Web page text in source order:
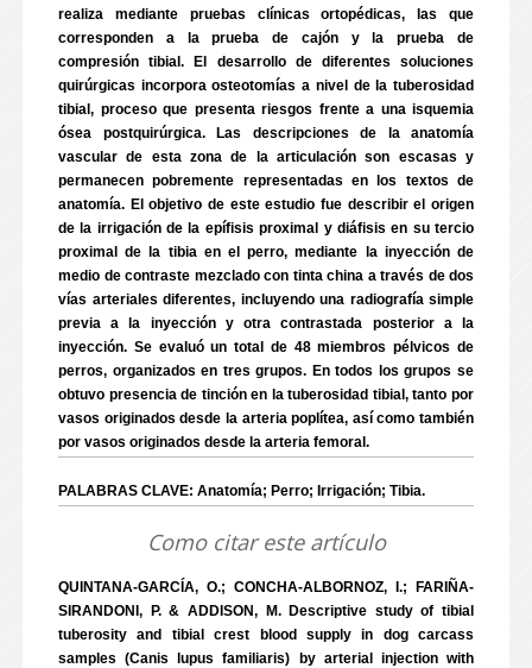
realiza mediante pruebas clínicas ortopédicas, las que
corresponden a la prueba de cajón y la prueba de
compresión tibial. El desarrollo de diferentes soluciones
quirúrgicas incorpora osteotomías a nivel de la tuberosidad
tibial, proceso que presenta riesgos frente a una isquemia
ósea postquirúrgica. Las descripciones de la anatomía
vascular de esta zona de la articulación son escasas y
permanecen pobremente representadas en los textos de
anatomía. El objetivo de este estudio fue describir el origen
de la irrigación de la epífisis proximal y diáfisis en su tercio
proximal de la tibia en el perro, mediante la inyección de
medio de contraste mezclado con tinta china a través de dos
vías arteriales diferentes, incluyendo una radiografía simple
previa a la inyección y otra contrastada posterior a la
inyección. Se evaluó un total de 48 miembros pélvicos de
perros, organizados en tres grupos. En todos los grupos se
obtuvo presencia de tinción en la tuberosidad tibial, tanto por
vasos originados desde la arteria poplítea, así como también
por vasos originados desde la arteria femoral.
PALABRAS CLAVE: Anatomía; Perro; Irrigación; Tibia.
Como citar este artículo
QUINTANA-GARCÍA, O.; CONCHA-ALBORNOZ, I.; FARIÑA-
SIRANDONI, P. & ADDISON, M. Descriptive study of tibial
tuberosity and tibial crest blood supply in dog carcass
samples (Canis lupus familiaris) by arterial injection with